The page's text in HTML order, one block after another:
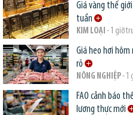
Giá vàng thế
tuần
KIM LOẠI - 1 giờ
Giá heo hơi hôm
rõ
NÔNG NGHIỆP- 1
FAO cảnh báo
lương thực mới